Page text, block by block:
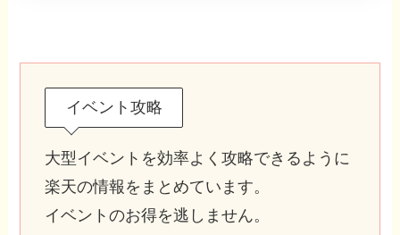
イベント攻略
大型イベントを効率よく攻略できるように
楽天の情報をまとめています。
イベントのお得を逃しません。